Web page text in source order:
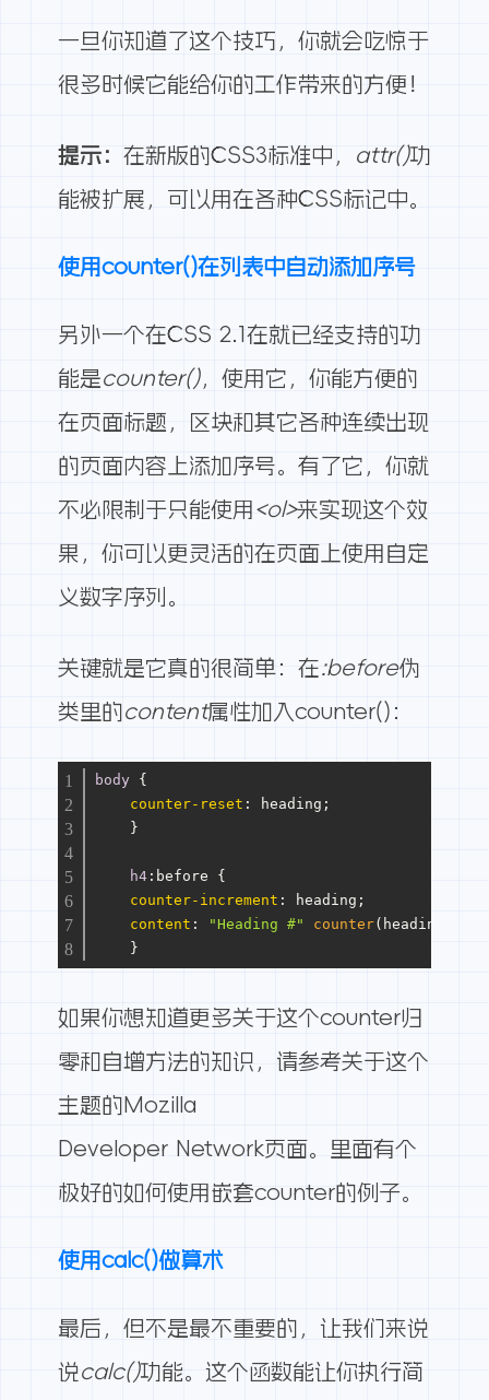
一旦你知道了这个技巧，你就会吃惊于
很多时候它能给你的工作带来的方便！
提示： 在新版的CSS3标准中， attr()功
能被扩展，可以用在各种CSS标记中。
使用counter()在列表中自动添加序号
另外一个在CSS 2.1在就已经支持的功
能是counter()，使用它，你能方便的
在页面标题，区块和其它各种连续出现
的页面内容上添加序号。有了它，你就
不必限制于只能使用 <ol>来实现这个效
果，你可以更灵活的在页面上使用自定
义数字序列。
关键就是它真的很简单：在:before伪
类里的 content属性加入counter()：
body {
counter-reset : heading;
    }
h4 :before {
counter-increment : heading;
content : "Heading #" counter(heading)
    }
如果你想知道更多关于这个counter归
零和自增方法的知识，请参考关于这个
主题的 Mozilla
Developer Network页面。里面有个
极好的如何使用嵌套counter的例子。
使用calc()做算术
最后，但不是最不重要的，让我们来说
说calc()功能。这个函数能让你执行简